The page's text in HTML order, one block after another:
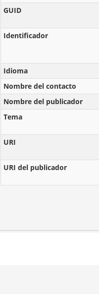
GUID
Identificador
Idioma
Nombre del contacto
Nombre del publicador
Tema
URI
URI del publicador